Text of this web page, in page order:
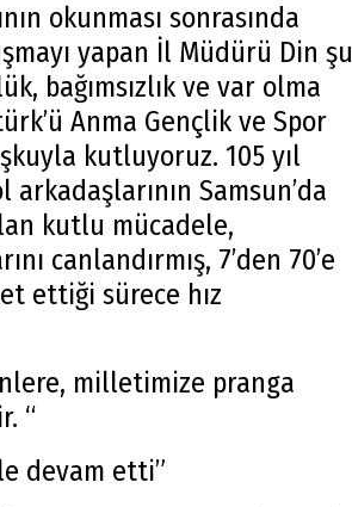
okunması sonrasında
yapan İl Müdürü Din şu
bağımsızlık ve var olma
Anma Gençlik ve Spor
kutluyoruz. 105 yıl
Samsun’da
kutlu mücadele,
canlandırmış, 7’den 70’e
ettiği sürece hız
milletimize pranga
“
devam etti”